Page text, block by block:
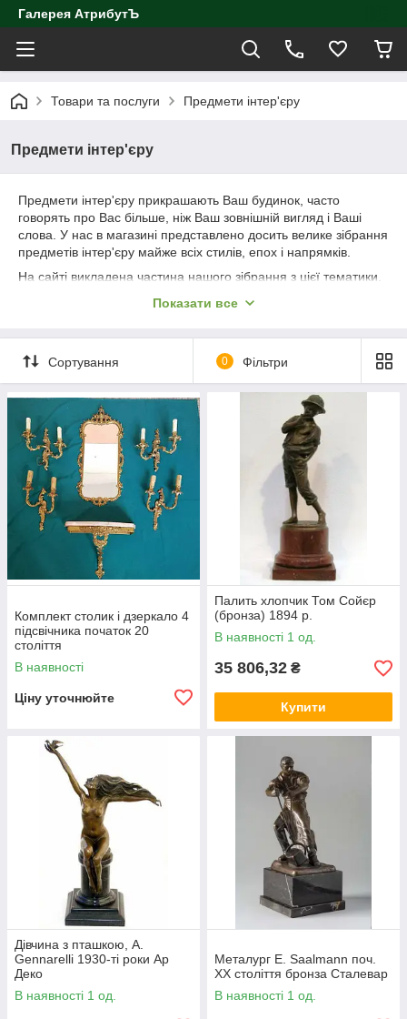
Галерея АтрибутЪ
Товари та послуги Предмети інтер'єру
Предмети інтер'єру
Предмети інтер'єру прикрашають Ваш будинок, часто
говорять про Вас більше, ніж Ваш зовнішній вигляд і Ваші
слова. У нас в магазині представлено досить велике зібрання
предметів інтер'єру майже всіх стилів, епох і напрямків.
На сайті викладена частина нашого зібрання з цієї тематики.
немає згадки на нашому сайті, звертайтеся, можливо ми
Показати все
Сортування 0 Фільтри
Комплект столик і дзеркало 4
підсвічника початок 20
століття
В наявності
Ціну уточнюйте
Палить хлопчик Том Сойєр
(бронза) 1894 р.
В наявності 1 од.
35 806,32 ₴
Купити
Дівчина з пташкою, A.
Gennarelli 1930-ті роки Ар
Деко
В наявності 1 од.
Металург Е. Saalmann поч.
ХХ століття бронза Сталевар
В наявності 1 од.